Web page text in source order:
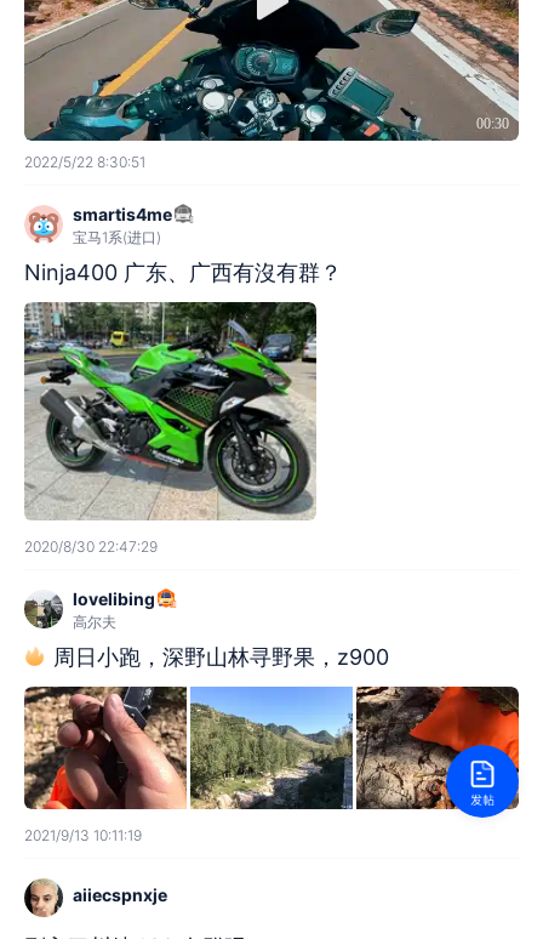
00:30
2022/5/22 8:30:51
smartis4me
宝马1系(进口)
Ninja400 广东、广西有沒有群？
2020/8/30 22:47:29
lovelibing
高尔夫
周日小跑，深野山林寻野果，z900
2021/9/13 10:11:19
aiiecspnxje